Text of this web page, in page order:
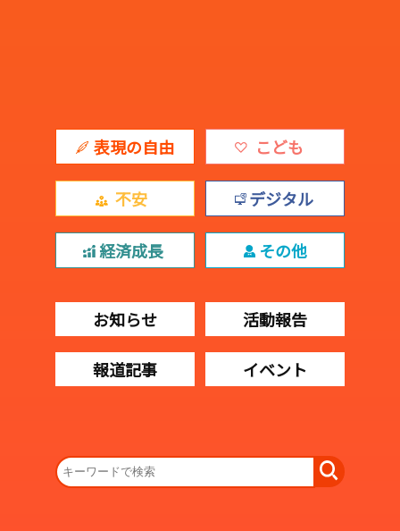
表現の自由 こども
不安 デジタル
経済成長 その他
お知らせ 活動報告
報道記事 イベント